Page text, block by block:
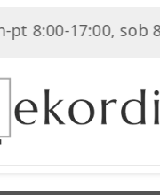
17:00, sob